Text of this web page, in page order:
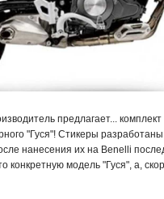
предлагает...
"Гуся"! Стикеры
нанесения их на Benelli
конкретную модель "Гуся", а,